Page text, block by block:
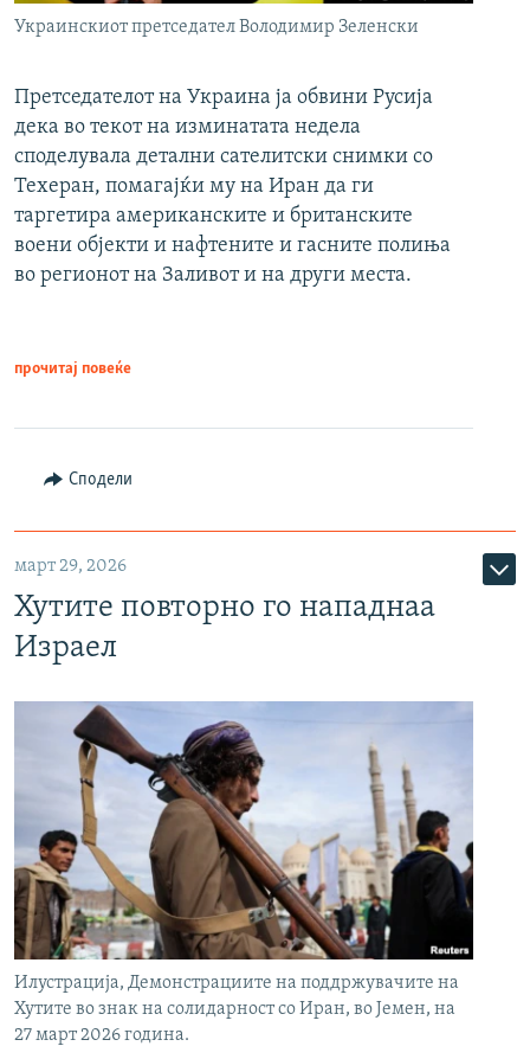
Украинскиот претседател Володимир Зеленски
Претседателот на Украина ја обвини Русија
дека во текот на изминатата недела
споделувала детални сателитски снимки со
Техеран, помагајќи му на Иран да ги
таргетира американските и британските
воени објекти и нафтените и гасните полиња
во регионот на Заливот и на други места.
прочитај повеќе
Сподели
март 29, 2026
Хутите повторно го нападнаа
Израел
Илустрација, Демонстрациите на поддржувачите на
Хутите во знак на солидарност со Иран, во Јемен, на
27 март 2026 година.